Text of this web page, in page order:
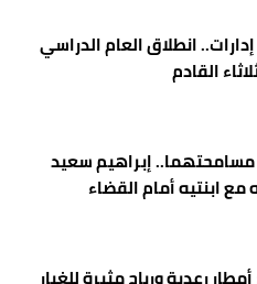
باستثناء 4 إدارات.. انطلاق العام الدراسي
القادم
مسامحتهما.. إبراهيم سعيد
مع ابنتيه أمام القضاء